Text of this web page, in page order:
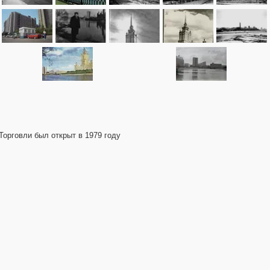
был открыт в 1979 году